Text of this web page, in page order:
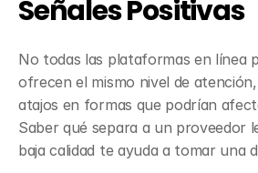
Señales Positivas
No todas las plataformas en línea
ofrecen el mismo nivel de
atajos en formas que podrían
Saber qué separa a un proveedor
baja calidad te ayuda a tomar una